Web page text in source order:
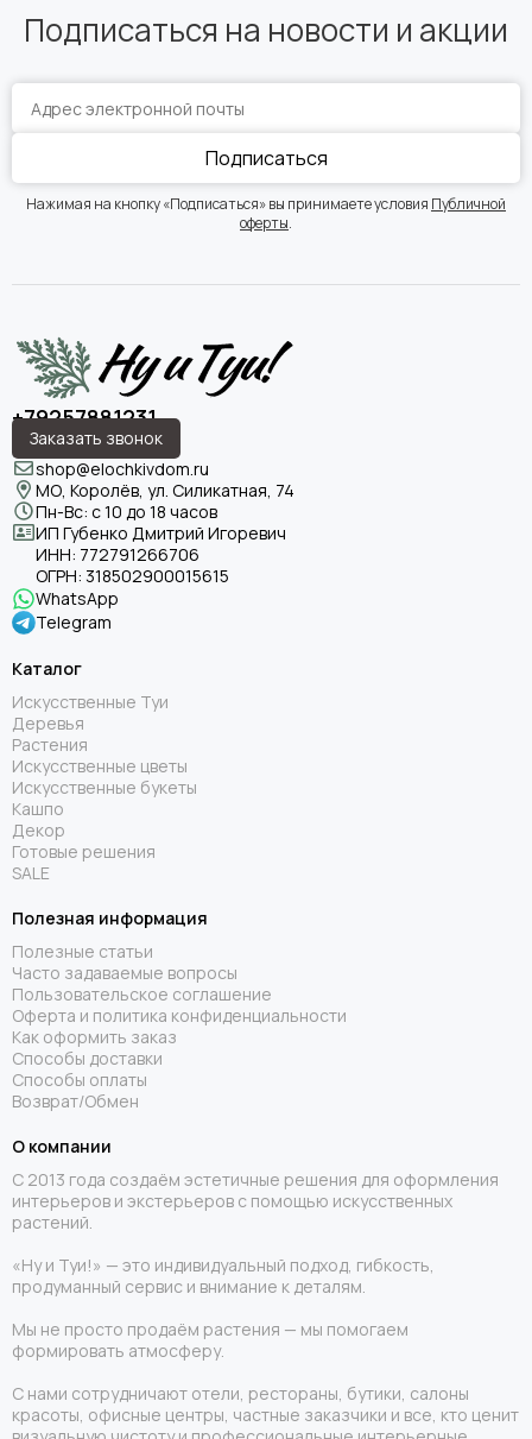
Подписаться на новости и акции
Подписаться
Нажимая на кнопку «Подписаться» вы принимаете условия Публичной
оферты.
+79257881231
Заказать звонок
shop@elochkivdom.ru
МО, Королёв, ул. Силикатная, 74
Пн-Вс: с 10 до 18 часов
ИП Губенко Дмитрий Игоревич
ИНН: 772791266706
ОГРН: 318502900015615
WhatsApp
Telegram
Каталог
Искусственные Туи
Деревья
Растения
Искусственные цветы
Искусственные букеты
Кашпо
Декор
Готовые решения
SALE
Полезная информация
Полезные статьи
Часто задаваемые вопросы
Пользовательское соглашение
Оферта и политика конфиденциальности
Как оформить заказ
Способы доставки
Способы оплаты
Возврат/Обмен
О компании
С 2013 года создаём эстетичные решения для оформления
интерьеров и экстерьеров с помощью искусственных
растений.
«Ну и Туи!» — это индивидуальный подход, гибкость,
продуманный сервис и внимание к деталям.
Мы не просто продаём растения — мы помогаем
формировать атмосферу.
С нами сотрудничают отели, рестораны, бутики, салоны
красоты, офисные центры, частные заказчики и все, кто ценит